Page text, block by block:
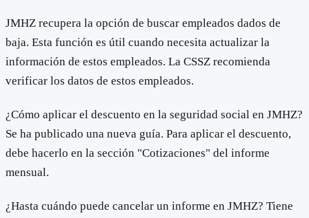
JMHZ recupera la opción de buscar empleados dados de
baja. Esta función es útil cuando necesita actualizar la
información de estos empleados. La CSSZ recomienda
verificar los datos de estos empleados.
¿Cómo aplicar el descuento en la seguridad social en JMHZ?
Se ha publicado una nueva guía. Para aplicar el descuento,
debe hacerlo en la sección "Cotizaciones" del informe
mensual.
¿Hasta cuándo puede cancelar un informe en JMHZ? Tiene